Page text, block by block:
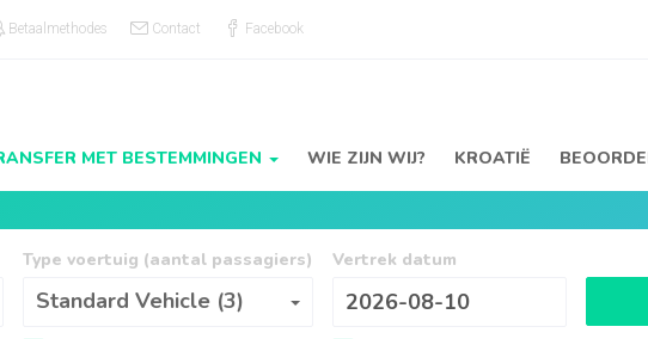
Betaalmethodes Contact Facebook
MET BESTEMMINGEN WIE ZIJN WIJ? KROATIË
Type voertuig (aantal passagiers)
Standard Vehicle (3)
Type voertuig (aantal passagiers)
Vertrek datum